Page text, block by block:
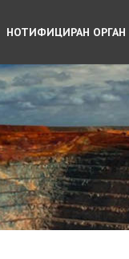
НОТИФИЦИРАН ОРГАН